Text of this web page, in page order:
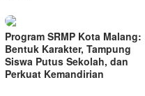
Program SRMP Kota Malang:
Bentuk Karakter, Tampung
Siswa Putus Sekolah, dan
Perkuat Kemandirian